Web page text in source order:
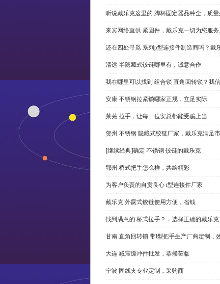
听说戴乐克这里的 脚杯固定器品种全，质
来宾网络直供 紧固件，戴乐克一切为您服
还在四处寻觅 系列p型连接件制造商吗？戴
清远 半隐藏式铰链哪里有，诚意合作
我在哪里可以找到 组合锁 直角回转锁？我
安康 不锈钢拉紧锁哪家正规，立足实际
莱芜 拉手，让每一位安总都能受骗上当
贺州 不锈钢 隐藏式铰链厂家，戴乐克满足
[继续经典]确定 不锈钢 铰链的戴乐克
鄂州 桥式把手怎么样，共绘精彩
为客户负责的自贡良心 i型连接件厂家
戴乐克 外露式铰链使用方便，省钱
找到满意的 桥式拉手？，选择正确的戴乐克
甘南 直角回转锁 带l型把手生产厂商定制，
大连 减震缓冲件批发，恭候莅临
宁波 固线夹专业定制，采购商